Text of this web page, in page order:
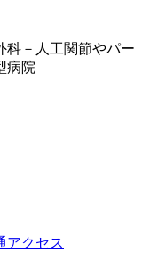
科－人工関節やパー
病院